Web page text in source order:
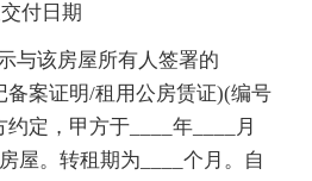
付日期
与该房屋所有人签署的
备案证明/租用公房赁证)(编号
约定，甲方于____年____月
屋。转租期为____个月。自